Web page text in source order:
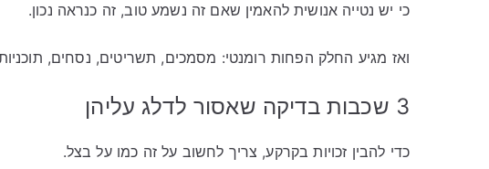
כי יש נטייה אנושית להאמין שאם זה נשמע טוב, זה כנראה נכון.
ואז מגיע החלק הפחות רומנטי: מסמכים, תשריטים, נסחים,
3 שכבות בדיקה שאסור לדלג עליהן
כדי להבין זכויות בקרקע, צריך לחשוב על זה כמו על בצל.